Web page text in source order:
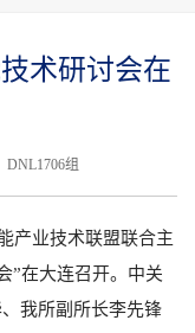
术研讨会在
DNL1706组
产业技术联盟联合主
”在大连召开。中关
我所副所长李先锋